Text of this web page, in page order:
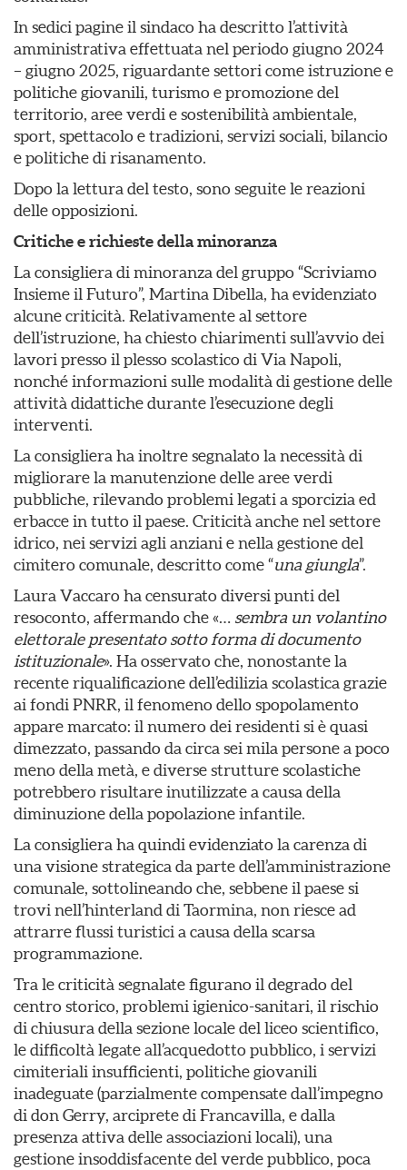
In sedici pagine il sindaco ha descritto l’attività
amministrativa effettuata nel periodo giugno 2024
– giugno 2025, riguardante settori come istruzione e
politiche giovanili, turismo e promozione del
territorio, aree verdi e sostenibilità ambientale,
sport, spettacolo e tradizioni, servizi sociali, bilancio
e politiche di risanamento.
Dopo la lettura del testo, sono seguite le reazioni
delle opposizioni.
Critiche e richieste della minoranza
La consigliera di minoranza del gruppo “Scriviamo
Insieme il Futuro”, Martina Dibella, ha evidenziato
alcune criticità. Relativamente al settore
dell’istruzione, ha chiesto chiarimenti sull’avvio dei
lavori presso il plesso scolastico di Via Napoli,
nonché informazioni sulle modalità di gestione delle
attività didattiche durante l’esecuzione degli
interventi.
La consigliera ha inoltre segnalato la necessità di
migliorare la manutenzione delle aree verdi
pubbliche, rilevando problemi legati a sporcizia ed
erbacce in tutto il paese. Criticità anche nel settore
idrico, nei servizi agli anziani e nella gestione del
cimitero comunale, descritto come “una giungla”.
Laura Vaccaro ha censurato diversi punti del
resoconto, affermando che «… sembra un volantino
elettorale presentato sotto forma di documento
istituzionale». Ha osservato che, nonostante la
recente riqualificazione dell’edilizia scolastica grazie
ai fondi PNRR, il fenomeno dello spopolamento
appare marcato: il numero dei residenti si è quasi
dimezzato, passando da circa sei mila persone a poco
meno della metà, e diverse strutture scolastiche
potrebbero risultare inutilizzate a causa della
diminuzione della popolazione infantile.
La consigliera ha quindi evidenziato la carenza di
una visione strategica da parte dell’amministrazione
comunale, sottolineando che, sebbene il paese si
trovi nell’hinterland di Taormina, non riesce ad
attrarre flussi turistici a causa della scarsa
programmazione.
Tra le criticità segnalate figurano il degrado del
centro storico, problemi igienico-sanitari, il rischio
di chiusura della sezione locale del liceo scientifico,
le difficoltà legate all’acquedotto pubblico, i servizi
cimiteriali insufficienti, politiche giovanili
inadeguate (parzialmente compensate dall’impegno
di don Gerry, arciprete di Francavilla, e dalla
presenza attiva delle associazioni locali), una
gestione insoddisfacente del verde pubblico, poca